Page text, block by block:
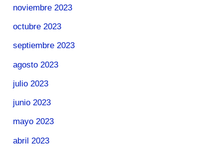
noviembre 2023
octubre 2023
septiembre 2023
agosto 2023
julio 2023
junio 2023
mayo 2023
abril 2023